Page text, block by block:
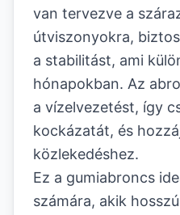
van tervezve a
útviszonyokra,
a stabilitást, ami
hónapokban. Az
a vízelvezetést, így
kockázatát, és
közlekedéshez.
Ez a gumiabroncs
számára, akik